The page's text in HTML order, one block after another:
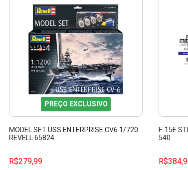
PREÇO EXCLUSIVO
MODEL SET USS ENTERPRISE CV6 1/720
REVELL 65824
R$279,99
F-15E
540